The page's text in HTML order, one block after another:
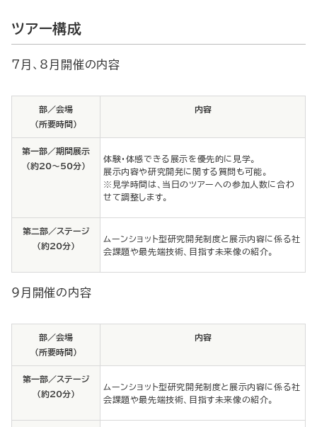
ツアー構成
7月、8月開催の内容
部／会場
（所要時間）
内容
第一部／期間展示
(約20～50分)
体験・体感できる展示を優先的に見学。
展示内容や研究開発に関する質問も可能。
※見学時間は、当日のツアーへの参加人数に合わ
せて調整します。
第二部／ステージ
(約20分)
ムーンショット型研究開発制度と展示内容に係る社
会課題や最先端技術、目指す未来像の紹介。
9月開催の内容
部／会場
（所要時間）
内容
第一部／ステージ
(約20分)
ムーンショット型研究開発制度と展示内容に係る社
会課題や最先端技術、目指す未来像の紹介。